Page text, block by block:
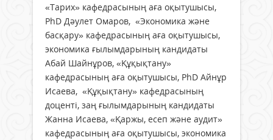
«Тарих» кафедрасының аға оқытушысы,
PhD Дәулет Омаров, «Экономика және
басқару» кафедрасының аға оқытушысы,
экономика ғылымдарының кандидаты
Абай Шайнұров, «Құқықтану»
кафедрасының аға оқытушысы, PhD Айнұр
Исаева, «Құқықтану» кафедрасының
доценті, заң ғылымдарының кандидаты
Жанна Исаева, «Қаржы, есеп және аудит»
кафедрасының аға оқытушысы, экономика